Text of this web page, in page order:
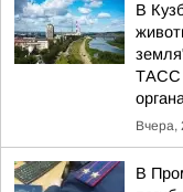
В
ТАСС
Вчера,
В